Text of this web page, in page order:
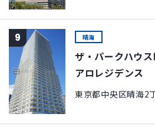
9 晴海
ザ・パークハウ
アロレジデンス
東京都中央区晴海2